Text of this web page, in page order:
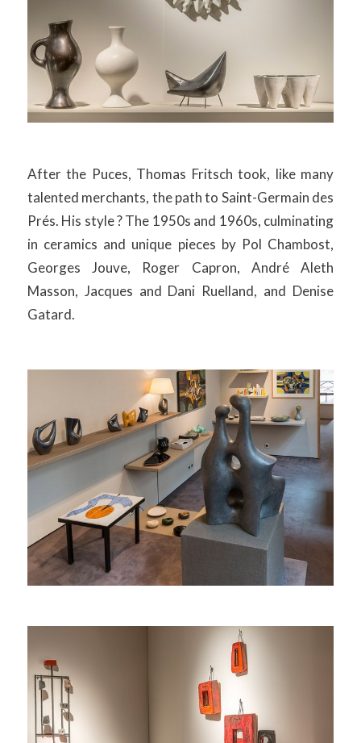
After the Puces, Thomas Fritsch took, like many
talented merchants, the path to Saint-Germain des
Prés. His style ? The 1950s and 1960s, culminating
in ceramics and unique pieces by Pol Chambost,
Georges Jouve, Roger Capron, André Aleth
Masson, Jacques and Dani Ruelland, and Denise
Gatard.